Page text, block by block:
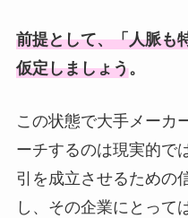
前提として、「人脈も
仮定しましょう。
この状態で大手メーカ
ーチするのは現実的で
引を成立させるための
し、その企業にとって